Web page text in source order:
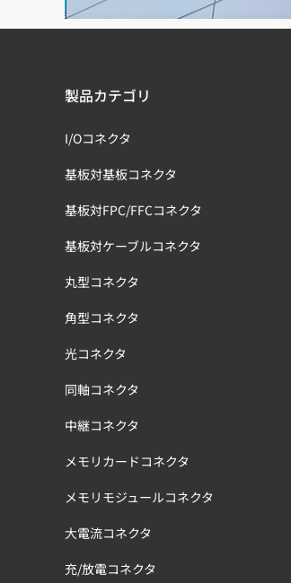
製品カテゴリ
I/Oコネクタ
基板対基板コネクタ
基板対FPC/FFCコネクタ
基板対ケーブルコネクタ
丸型コネクタ
角型コネクタ
光コネクタ
同軸コネクタ
中継コネクタ
メモリカードコネクタ
メモリモジュールコネクタ
大電流コネクタ
充/放電コネクタ